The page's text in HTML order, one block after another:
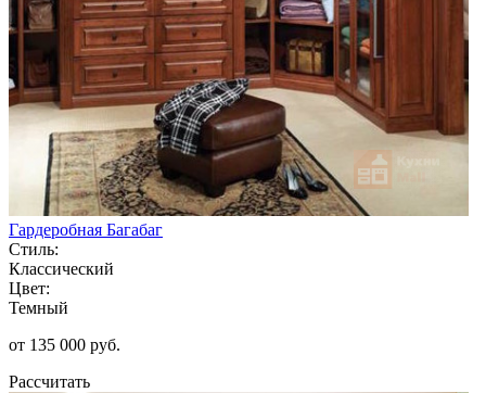
Гардеробная Багабаг
Стиль:
Классический
Цвет:
Темный
от 135 000 руб.
Рассчитать